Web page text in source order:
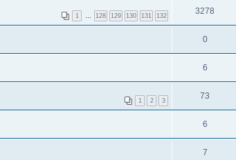
1 … 128 129 130 131 132 3278
0
6
1 2 3 73
6
7